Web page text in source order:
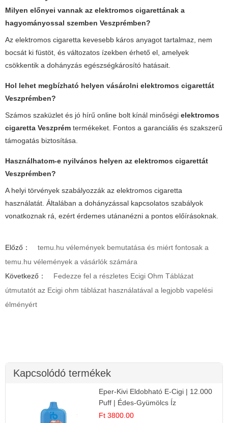
Milyen előnyei vannak az elektromos cigarettának a
hagyományossal szemben Veszprémben?
Az elektromos cigaretta kevesebb káros anyagot tartalmaz, nem
bocsát ki füstöt, és változatos ízekben érhető el, amelyek
csökkentik a dohányzás egészségkárosító hatásait.
Hol lehet megbízható helyen vásárolni elektromos cigarettát
Veszprémben?
Számos szaküzlet és jó hírű online bolt kínál minőségi elektromos
cigaretta Veszprém termékeket. Fontos a garanciális és szakszerű
támogatás biztosítása.
Használhatom-e nyilvános helyen az elektromos cigarettát
Veszprémben?
A helyi törvények szabályozzák az elektromos cigaretta
használatát. Általában a dohányzással kapcsolatos szabályok
vonatkoznak rá, ezért érdemes utánanézni a pontos előírásoknak.
Előző：
temu.hu vélemények bemutatása és miért fontosak a
temu.hu vélemények a vásárlók számára
Következő：
Fedezze fel a részletes Ecigi Ohm Táblázat
útmutatót az Ecigi ohm táblázat használatával a legjobb vapelési
élményért
Kapcsolódó termékek
Eper-Kivi Eldobható E-Cigi | 12.000
Puff | Édes-Gyümölcs Íz
Ft 3800.00